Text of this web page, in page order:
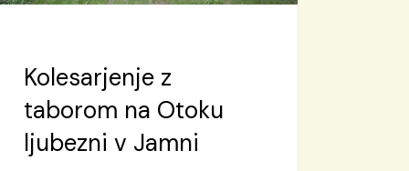
Kolesarjenje z
taborom na Otoku
ljubezni v Jamni